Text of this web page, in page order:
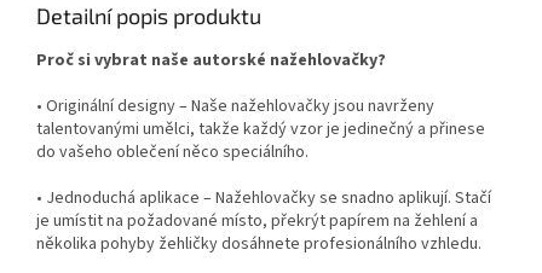
Detailní popis produktu
Proč si vybrat naše autorské nažehlovačky?
• Originální designy – Naše nažehlovačky jsou navrženy
talentovanými umělci, takže každý vzor je jedinečný a přinese
do vašeho oblečení něco speciálního.
• Jednoduchá aplikace – Nažehlovačky se snadno aplikují. Stačí
je umístit na požadované místo, překrýt papírem na žehlení a
několika pohyby žehličky dosáhnete profesionálního vzhledu.